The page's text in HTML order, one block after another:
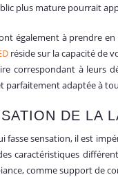
plus mature pourrait
également à prendre
réside sur la capacité de
correspondant à leurs
parfaitement adaptée à
DE LA
fasse sensation, il est
caractéristiques
comme support